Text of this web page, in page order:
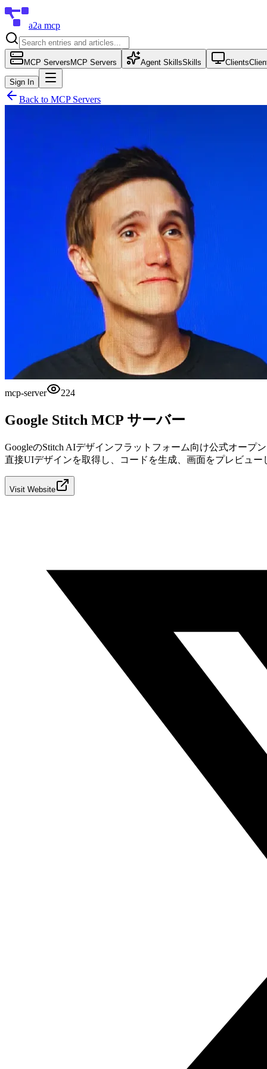
a2a mcp
MCP Servers MCP Servers Agent SkillsSkills Clients
Sign In
Back to MCP Servers
mcp-server 224
Google Stitch MCP サーバー
GoogleのStitch AIデザインフラットフォーム向け公式オープ
直接UIデザインを取得し、コードを生成、画面をプレビュ
Visit Website